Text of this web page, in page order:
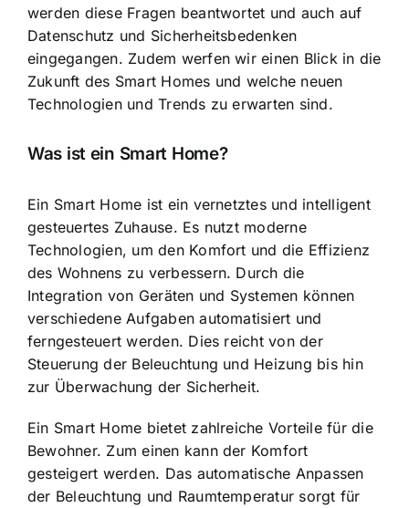
werden diese Fragen beantwortet und auch auf
Datenschutz und Sicherheitsbedenken
eingegangen. Zudem werfen wir einen Blick in die
Zukunft des Smart Homes und welche neuen
Technologien und Trends zu erwarten sind.
Was ist ein Smart Home?
Ein Smart Home ist ein vernetztesund intelligent
gesteuertes Zuhause. Es nutzt moderne
Technologien, um den Komfort und die Effizienz
des Wohnens zu verbessern. Durch die
Integration von Geräten und Systemen können
verschiedene Aufgaben automatisiert und
ferngesteuert werden. Dies reicht von der
Steuerung der Beleuchtung und Heizung bis hin
zur Überwachung der Sicherheit.
Ein Smart Home bietet zahlreiche Vorteile für die
Bewohner. Zum einen kann der Komfort
gesteigert werden. Das automatische Anpassen
der Beleuchtung und Raumtemperatur sorgt für